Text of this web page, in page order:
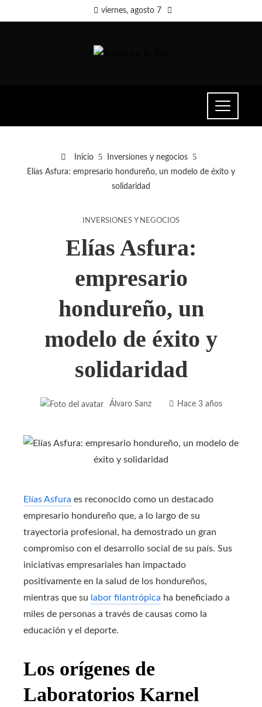
viernes, agosto 7
Inicio
Inversiones y negocios
Elías Asfura: empresario hondureño, un modelo de éxito y
solidaridad
INVERSIONES Y NEGOCIOS
Elías Asfura:
empresario
hondureño, un
modelo de éxito y
solidaridad
Álvaro Sanz Hace 3 años
Elías Asfura es reconocido como un destacado
empresario hondureño que, a lo largo de su
trayectoria profesional, ha demostrado un gran
compromiso con el desarrollo social de su país. Sus
iniciativas empresariales han impactado
positivamente en la salud de los hondureños,
mientras que su labor filantrópica ha beneficiado a
miles de personas a través de causas como la
educación y el deporte.
Los orígenes de
Laboratorios Karnel